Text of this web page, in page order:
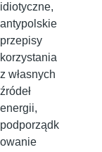
idiotyczne,
antypolskie
przepisy
korzystania
z własnych
źródeł
energii,
podporządk
owanie